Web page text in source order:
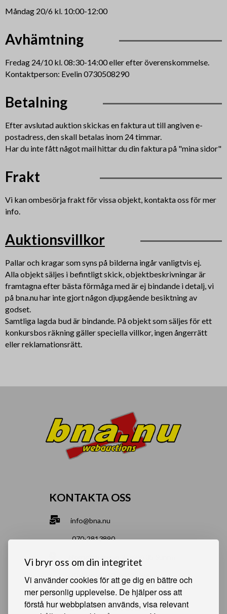
Vi bryr oss om din integritet
Vi använder cookies för att ge dig en bättre och
mer personlig upplevelse. De hjälper oss att
förstå hur webbplatsen används, visa relevant
Måndag 20/6 kl. 10:00-12:00
Avhämtning
Fredag 24/10 kl. 08:30-14:00 eller efter överenskommelse.
Kontaktperson: Evelin 0730508290
Betalning
Efter avslutad auktion skickas en faktura ut till angiven e-
postadress, den skall betalas inom 24 timmar.
Har du inte fått något mail hittar du din faktura på "mina sidor"
Frakt
Vi kan ombesörja frakt för vissa objekt, kontakta oss för mer
info.
Auktionsvillkor
Pallar och kragar som syns på bilderna ingår vanligtvis ej.
Alla objekt säljes i befintligt skick, objektbeskrivningar är
framtagna efter bästa förmåga med är ej bindande i detalj, vi
på bna.nu har inte gjort någon djupgående besiktning av
godset.
Samtliga lagda bud är bindande. På objekt som säljes för ett
konkursbos räkning gäller speciella villkor, ingen ångerrätt
eller reklamationsrätt.
KONTAKTA OSS
info@bna.nu
070-2813890
Norrgårdsgatan 9a, 686 35 Sunne
Bjälverud 540, 68693 Sunne
HJÄLPSAMMA SIDOR